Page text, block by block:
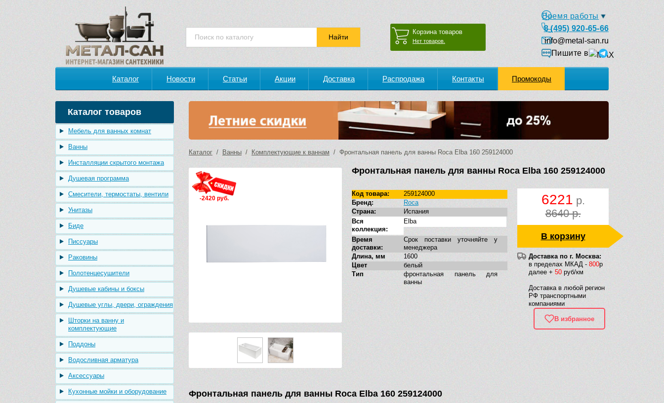
Корзина товаров
Нет товаров.
Время работы
8 (495) 920-65-66
info@metal-san.ru
Пишите в
Каталог Новости Статьи Акции Доставка Распродажа Контакты Промокоды
Каталог товаров
Мебель для ванных комнат
Ванны
Инсталляции скрытого монтажа
Душевая программа
Смесители, термостаты, вентили
Унитазы
Биде
Писсуары
Раковины
Полотенцесушители
Душевые кабины и боксы
Душевые углы, двери, ограждения
Шторки на ванну и
комплектующие
Поддоны
Водосливная арматура
Аксессуары
Кухонные мойки и оборудование
Каталог / Ванны / Комплектующие к ваннам / Фронтальная панель для ванны Roca Elba 160 259124000
-2420 руб.
Фронтальная панель для ванны Roca Elba 160 259124000
6221 р.
8640 р.
В корзину
Доставка по г. Москва:
в пределах МКАД - 800р
далее + 50 руб/км
Доставка в любой регион
РФ транспортными
компаниями
В избранное
Код товара:
259124000
Бренд:
Roca
Страна:
Испания
Вся
коллекция:
Elba
Время
доставки:
Срок поставки уточняйте у
менеджера
Длина, мм
1600
Цвет
белый
Тип
фронтальная панель для
ванны
Фронтальная панель для ванны Roca Elba 160 259124000